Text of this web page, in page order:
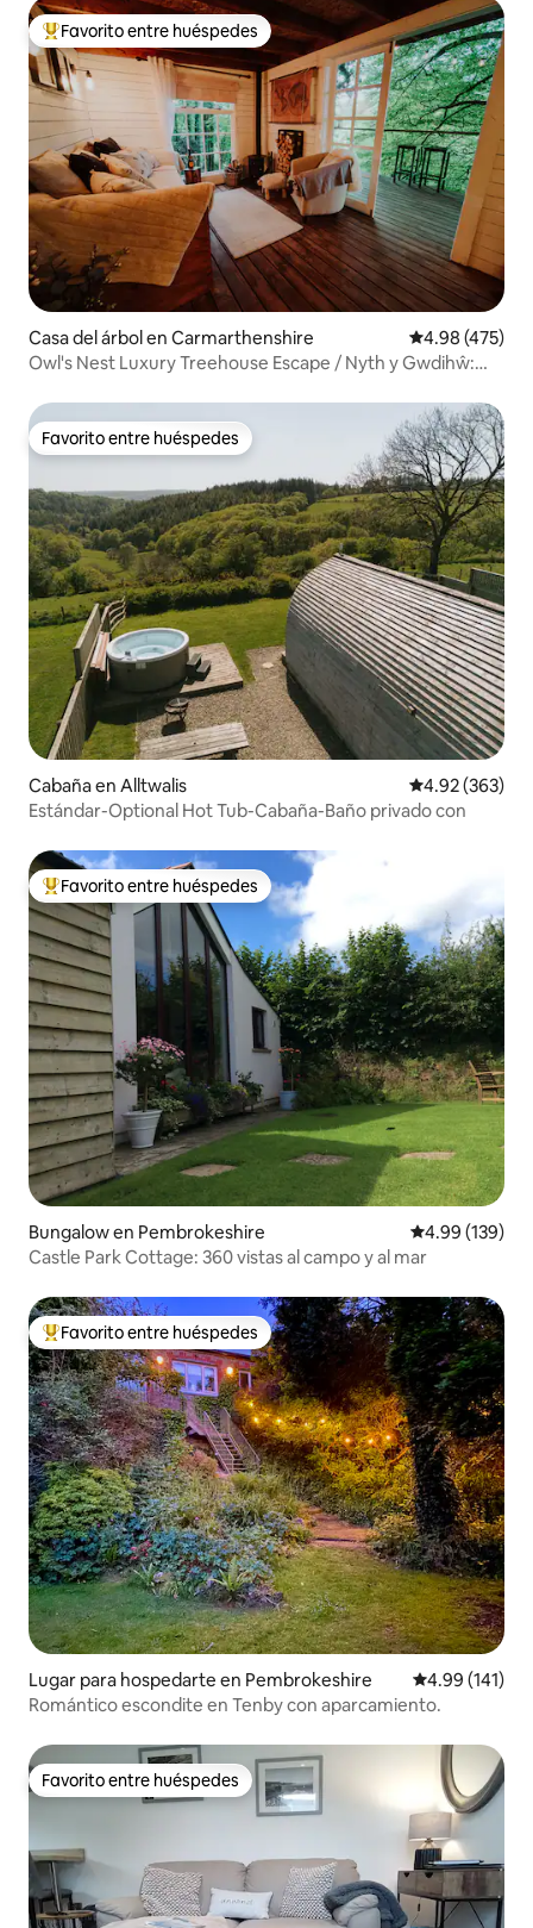
De los mejores en Favorito entre huéspedes
Favorito entre huéspedes
Casa del árbol en Carmarthenshire Calificación
4.98 (475)
Owl's Nest Luxury Treehouse Escape / Nyth y Gwdihŵ:
Favorito entre huéspedes
Favorito entre huéspedes
Cabaña en Alltwalis Calificación
4.92 (363)
Estándar-Optional Hot Tub-Cabaña-Baño privado con
De los mejores en Favorito entre huéspedes
Favorito entre huéspedes
Bungalow en Pembrokeshire Calificación
4.99 (139)
Castle Park Cottage: 360 vistas al campo y al mar
De los mejores en Favorito entre huéspedes
Favorito entre huéspedes
Lugar para hospedarte en Pembrokeshire Calificación
4.99 (141)
Romántico escondite en Tenby con aparcamiento.
Favorito entre huéspedes
Favorito entre huéspedes